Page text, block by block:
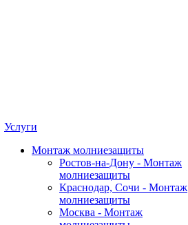
Услуги
Монтаж молниезащиты
Ростов-на-Дону - Монтаж
молниезащиты
Краснодар, Сочи - Монтаж
молниезащиты
Москва - Монтаж